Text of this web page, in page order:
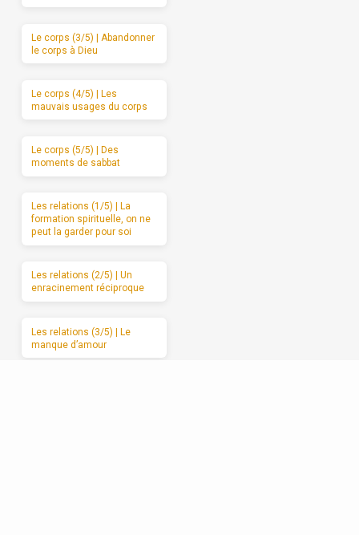
Le corps (3/5) | Abandonner
le corps à Dieu
Le corps (4/5) | Les
mauvais usages du corps
Le corps (5/5) | Des
moments de sabbat
Les relations (1/5) | La
formation spirituelle, on ne
peut la garder pour soi
Les relations (2/5) | Un
enracinement réciproque
Les relations (3/5) | Le
manque d’amour